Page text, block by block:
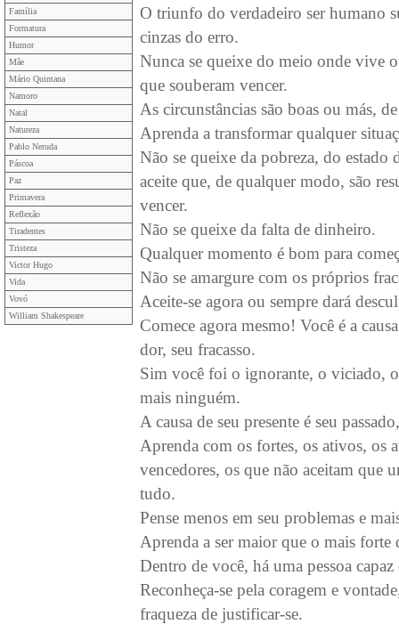
Família
Formatura
Humor
Mãe
Mário Quintana
Namoro
Natal
Natureza
Pablo Neruda
Páscoa
Paz
Primavera
Reflexão
Tiradentes
Tristeza
Victor Hugo
Vida
Vovó
William Shakespeare
O triunfo do verdadeiro ser humano
cinzas do erro.
Nunca se queixe do meio onde vive
que souberam vencer.
As circunstâncias são boas ou más,
Aprenda a transformar qualquer
Não se queixe da pobreza, do estado
aceite que, de qualquer modo, são
vencer.
Não se queixe da falta de dinheiro.
Qualquer momento é bom para
Não se amargure com os próprios
Aceite-se agora ou sempre dará
Comece agora mesmo! Você é a
dor, seu fracasso.
Sim você foi o ignorante, o viciado,
mais ninguém.
A causa de seu presente é seu
Aprenda com os fortes, os ativos, os
vencedores, os que não aceitam que
tudo.
Pense menos em seu problemas e
Aprenda a ser maior que o mais forte
Dentro de você, há uma pessoa
Reconheça-se pela coragem e
fraqueza de justificar-se.